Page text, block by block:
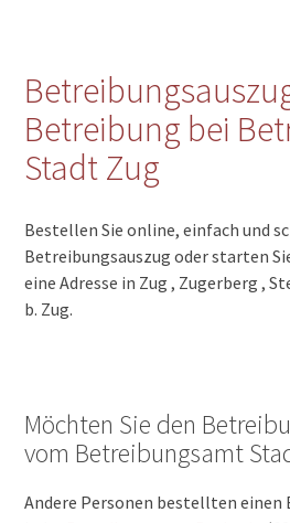
Betreibung bei
Stadt Zug
Bestellen Sie online, einfach und
Betreibungsauszug oder starten
eine Adresse in Zug , Zugerberg ,
b. Zug.
Möchten Sie den
vom Betreibungsamt
Andere Personen bestellten einen